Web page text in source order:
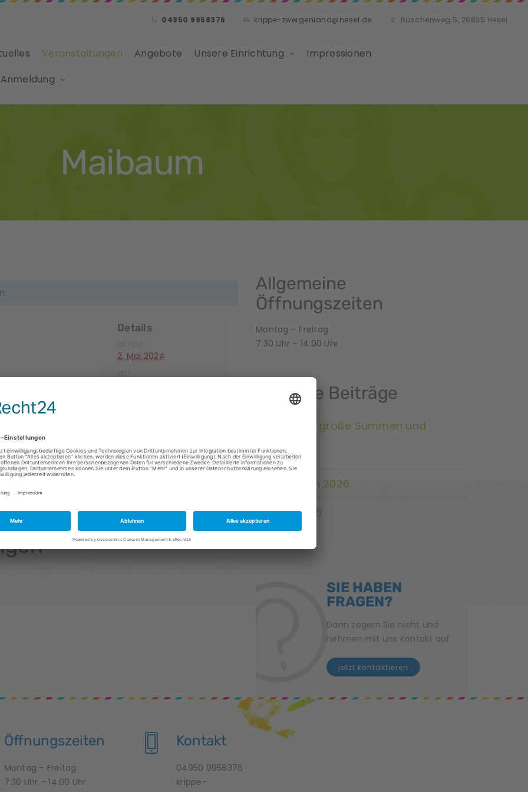
04950 9958376 krippe-zwergenland@hesel.de Rüschenweg 5, 26835 Hesel
Veranstaltungen Angebote Unsere Einrichtung
Impressionen
Maibaum
Details
2. Mai 2024
ZEIT:
Allgemeine
Öffnungszeiten
Montag – Freitag
7:30 Uhr – 14:00 Uhr
Neueste Beiträge
Projekt das große Summen und
Brummen
Stadtradeln 2026
Ostern 2026
SIE HABEN
FRAGEN?
Dann zögern Sie nicht und
nehmen mit uns Kontakt auf.
jetzt kontaktieren
Öffnungszeiten
Montag – Freitag
7:30 Uhr – 14:00 Uhr
Kontakt
04950 9958376
krippe-